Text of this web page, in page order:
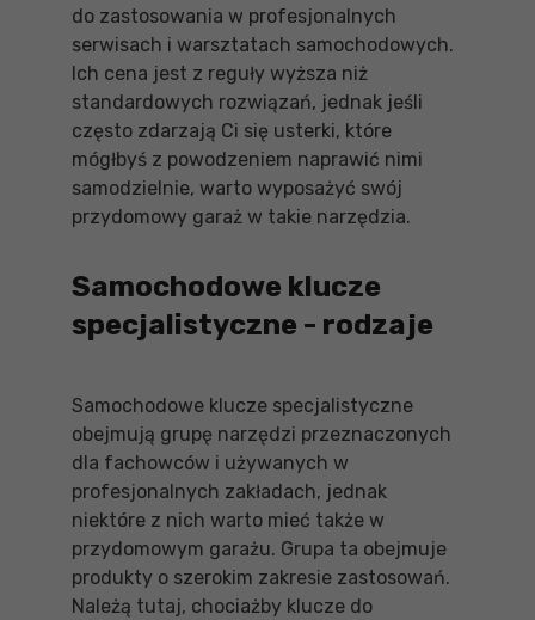
do zastosowania w profesjonalnych
serwisach i warsztatach samochodowych.
Ich cena jest z reguły wyższa niż
standardowych rozwiązań, jednak jeśli
często zdarzają Ci się usterki, które
mógłbyś z powodzeniem naprawić nimi
samodzielnie, warto wyposażyć swój
przydomowy garaż w takie narzędzia.
Samochodowe klucze
specjalistyczne - rodzaje
Samochodowe klucze specjalistyczne
obejmują grupę narzędzi przeznaczonych
dla fachowców i używanych w
profesjonalnych zakładach, jednak
niektóre z nich warto mieć także w
przydomowym garażu. Grupa ta obejmuje
produkty o szerokim zakresie zastosowań.
Należą tutaj, chociażby klucze do